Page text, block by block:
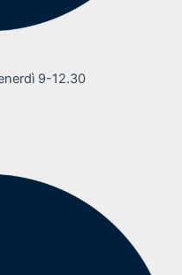
9-12.30